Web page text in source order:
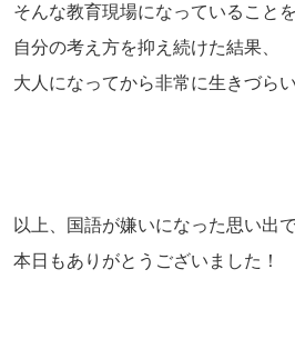
そんな教育現場になっていること
自分の考え方を抑え続けた結果、
大人になってから非常に生きづら
以上、国語が嫌いになった思い出で
本日もありがとうございました！